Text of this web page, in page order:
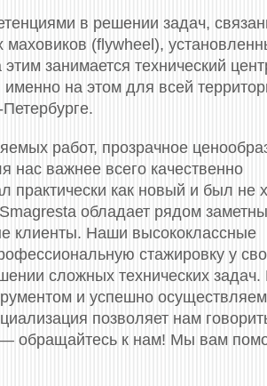
в решении задач,
(flywheel),
занимается технический
на этом для всей
работ, прозрачное
нас важнее всего качественно
практически как новый и был не
обладает рядом
клиенты. Наши высококлассные
стажировку у
сложных технических
и успешно
позволяет нам
— обращайтесь к нам! Мы вам